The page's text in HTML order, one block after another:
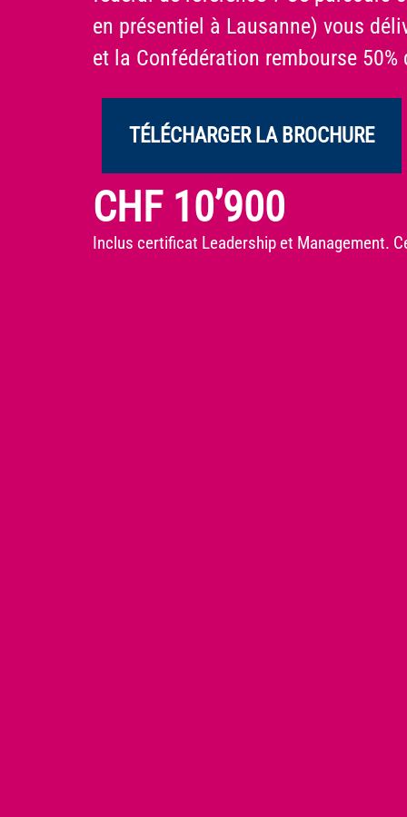
en présentiel à Lausanne) vous
et la Confédération rembourse 50%
TÉLÉCHARGER LA BROCHURE
CHF 10’900
Inclus certificat Leadership et Management.